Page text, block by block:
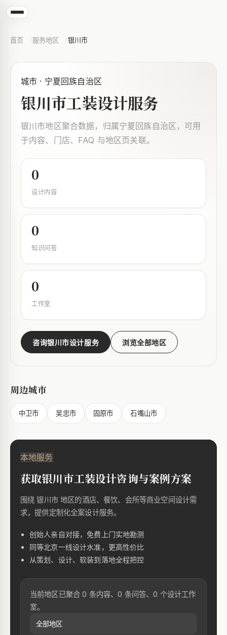
首页 服务地区 银川市
城市 · 宁夏回族自治区
银川市工装设计服务
银川市地区聚合数据，归属宁夏回族自治区，可用
于内容、门店、FAQ 与地区页关联。
0
设计内容
0
知识问答
0
工作室
咨询银川市设计服务 浏览全部地区
周边城市
中卫市 吴忠市 固原市 石嘴山市
本地服务
获取银川市工装设计咨询与案例方案
围绕 银川市 地区的酒店、餐饮、会所等商业空间设计需
求，提供定制化全案设计服务。
创始人亲自对接，免费上门实地勘测
同等北京一线设计水准，更高性价比
从策划、设计、软装到落地全程把控
当前地区已聚合 0 条内容、0 条问答、0 个设计工作
室。
全部地区